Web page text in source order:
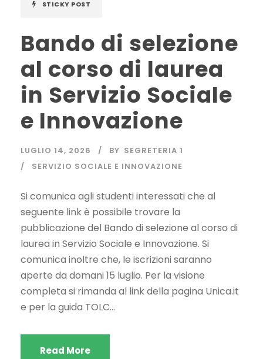
STICKY POST
Bando di selezione
al corso di laurea
in Servizio Sociale
e Innovazione
LUGLIO 14, 2026 BY SEGRETERIA 1
SERVIZIO SOCIALE E INNOVAZIONE
Si comunica agli studenti interessati che al
seguente link è possibile trovare la
pubblicazione del Bando di selezione al corso di
laurea in Servizio Sociale e Innovazione. Si
comunica inoltre che, le iscrizioni saranno
aperte da domani 15 luglio. Per la visione
completa si rimanda al link della pagina Unica.it
e per la guida TOLC...
Read More